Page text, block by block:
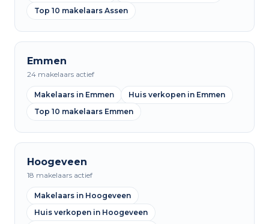
Top 10 makelaars Assen
Emmen
24 makelaars actief
Makelaars in Emmen
Huis verkopen in Emmen
Top 10 makelaars Emmen
Hoogeveen
18 makelaars actief
Makelaars in Hoogeveen
Huis verkopen in Hoogeveen